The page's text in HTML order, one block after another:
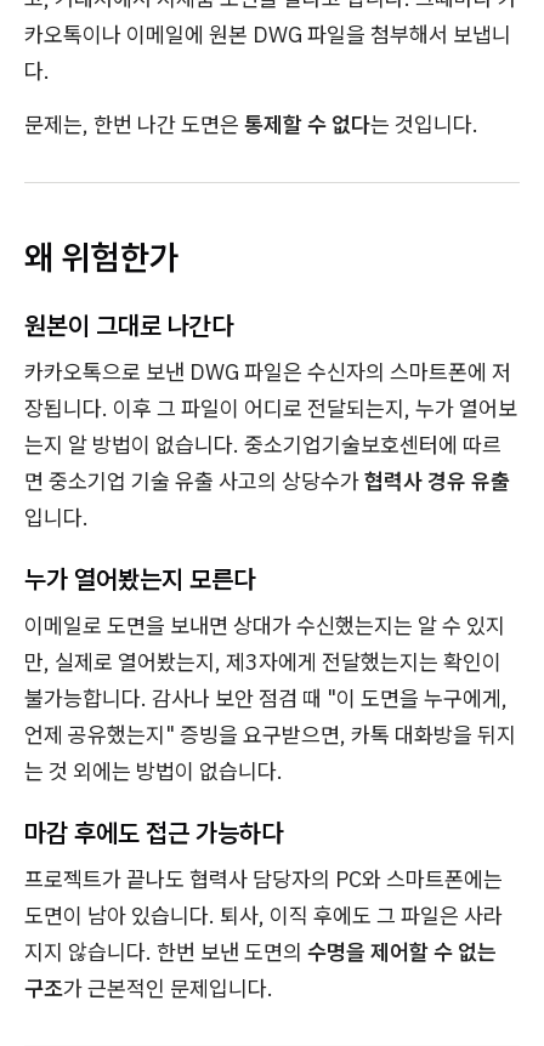
카오톡이나 이메일에 원본 DWG 파일을 첨부해서 보냅니
다.
문제는, 한번 나간 도면은 통제할 수 없다는 것입니다.
왜 위험한가
원본이 그대로 나간다
카카오톡으로 보낸 DWG 파일은 수신자의 스마트폰에 저
장됩니다. 이후 그 파일이 어디로 전달되는지, 누가 열어보
는지 알 방법이 없습니다. 중소기업기술보호센터에 따르
면 중소기업 기술 유출 사고의 상당수가협력사 경유 유출
입니다.
누가 열어봤는지 모른다
이메일로 도면을 보내면 상대가 수신했는지는 알 수 있지
만, 실제로 열어봤는지, 제3자에게 전달했는지는 확인이
불가능합니다. 감사나 보안 점검 때 "이 도면을 누구에게,
언제 공유했는지" 증빙을 요구받으면, 카톡 대화방을 뒤지
는 것 외에는 방법이 없습니다.
마감 후에도 접근 가능하다
프로젝트가 끝나도 협력사 담당자의 PC와 스마트폰에는
도면이 남아 있습니다. 퇴사, 이직 후에도 그 파일은 사라
지지 않습니다. 한번 보낸 도면의 수명을 제어할 수 없는
구조가 근본적인 문제입니다.